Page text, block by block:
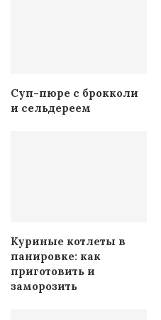
Суп-пюре с брокколи
и сельдереем
Куриные котлеты в
панировке: как
приготовить и
заморозить